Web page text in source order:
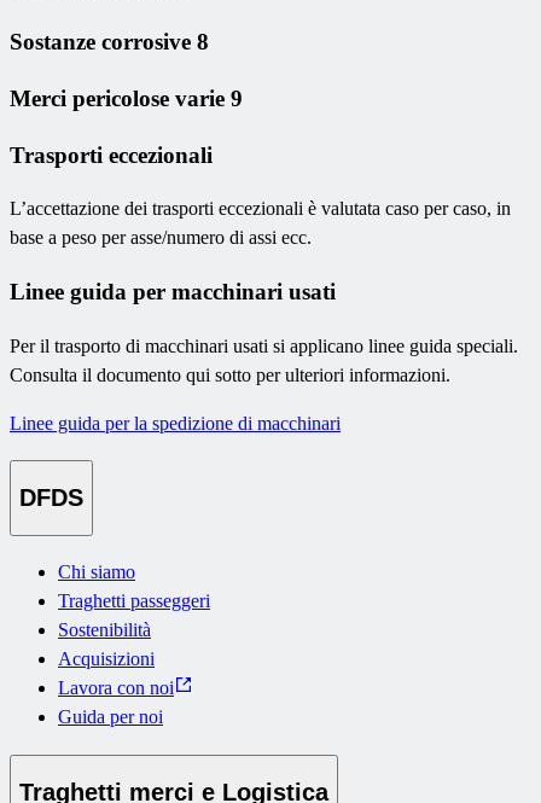
Sostanze corrosive 8
Merci pericolose varie 9
Trasporti eccezionali
L’accettazione dei trasporti eccezionali è valutata caso per caso, in
base a peso per asse/numero di assi ecc.
Linee guida per macchinari usati
Per il trasporto di macchinari usati si applicano linee guida speciali.
Consulta il documento qui sotto per ulteriori informazioni.
Linee guida per la spedizione di macchinari
DFDS
Chi siamo
Traghetti passeggeri
Sostenibilità
Acquisizioni
Lavora con noi
Guida per noi
Traghetti merci e Logistica